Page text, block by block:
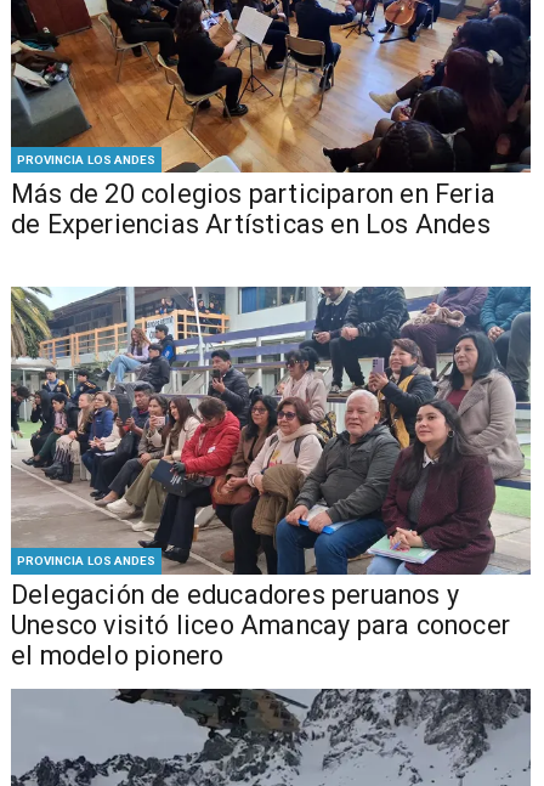
PROVINCIA LOS ANDES
Más de 20 colegios participaron en Feria
de Experiencias Artísticas en Los Andes
PROVINCIA LOS ANDES
Delegación de educadores peruanos y
Unesco visitó liceo Amancay para conocer
el modelo pionero